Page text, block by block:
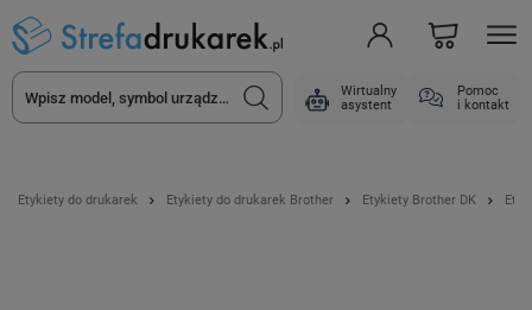
Wirtualny
asystent
Pomoc
i kontakt
Etykiety do drukarek Etykiety do drukarek Brother Etykiety Brother DK